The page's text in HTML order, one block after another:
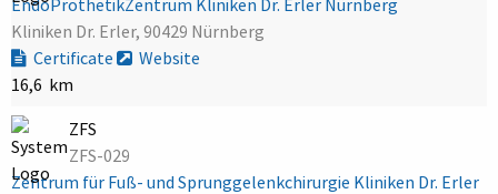
Kliniken Dr. Erler, 90429 Nürnberg
Certificate
Website
16,6 km
ZFS
ZFS-029
Zentrum für Fuß- und Sprunggelenkchirurgie Kliniken Dr. Erler